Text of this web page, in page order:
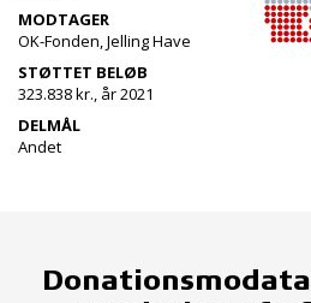
MODTAGER
OK-Fonden, Jelling Have
STØTTET BELØB
323.838 kr., år 2021
DELMÅL
Andet